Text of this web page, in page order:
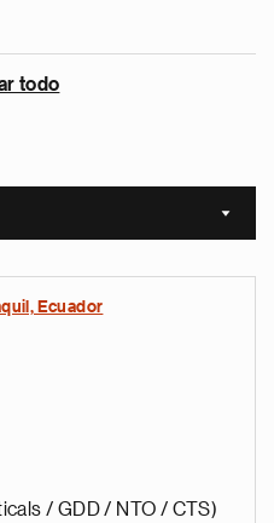
todo
Sort
Ecuador
/ GDD / NTO / CTS)